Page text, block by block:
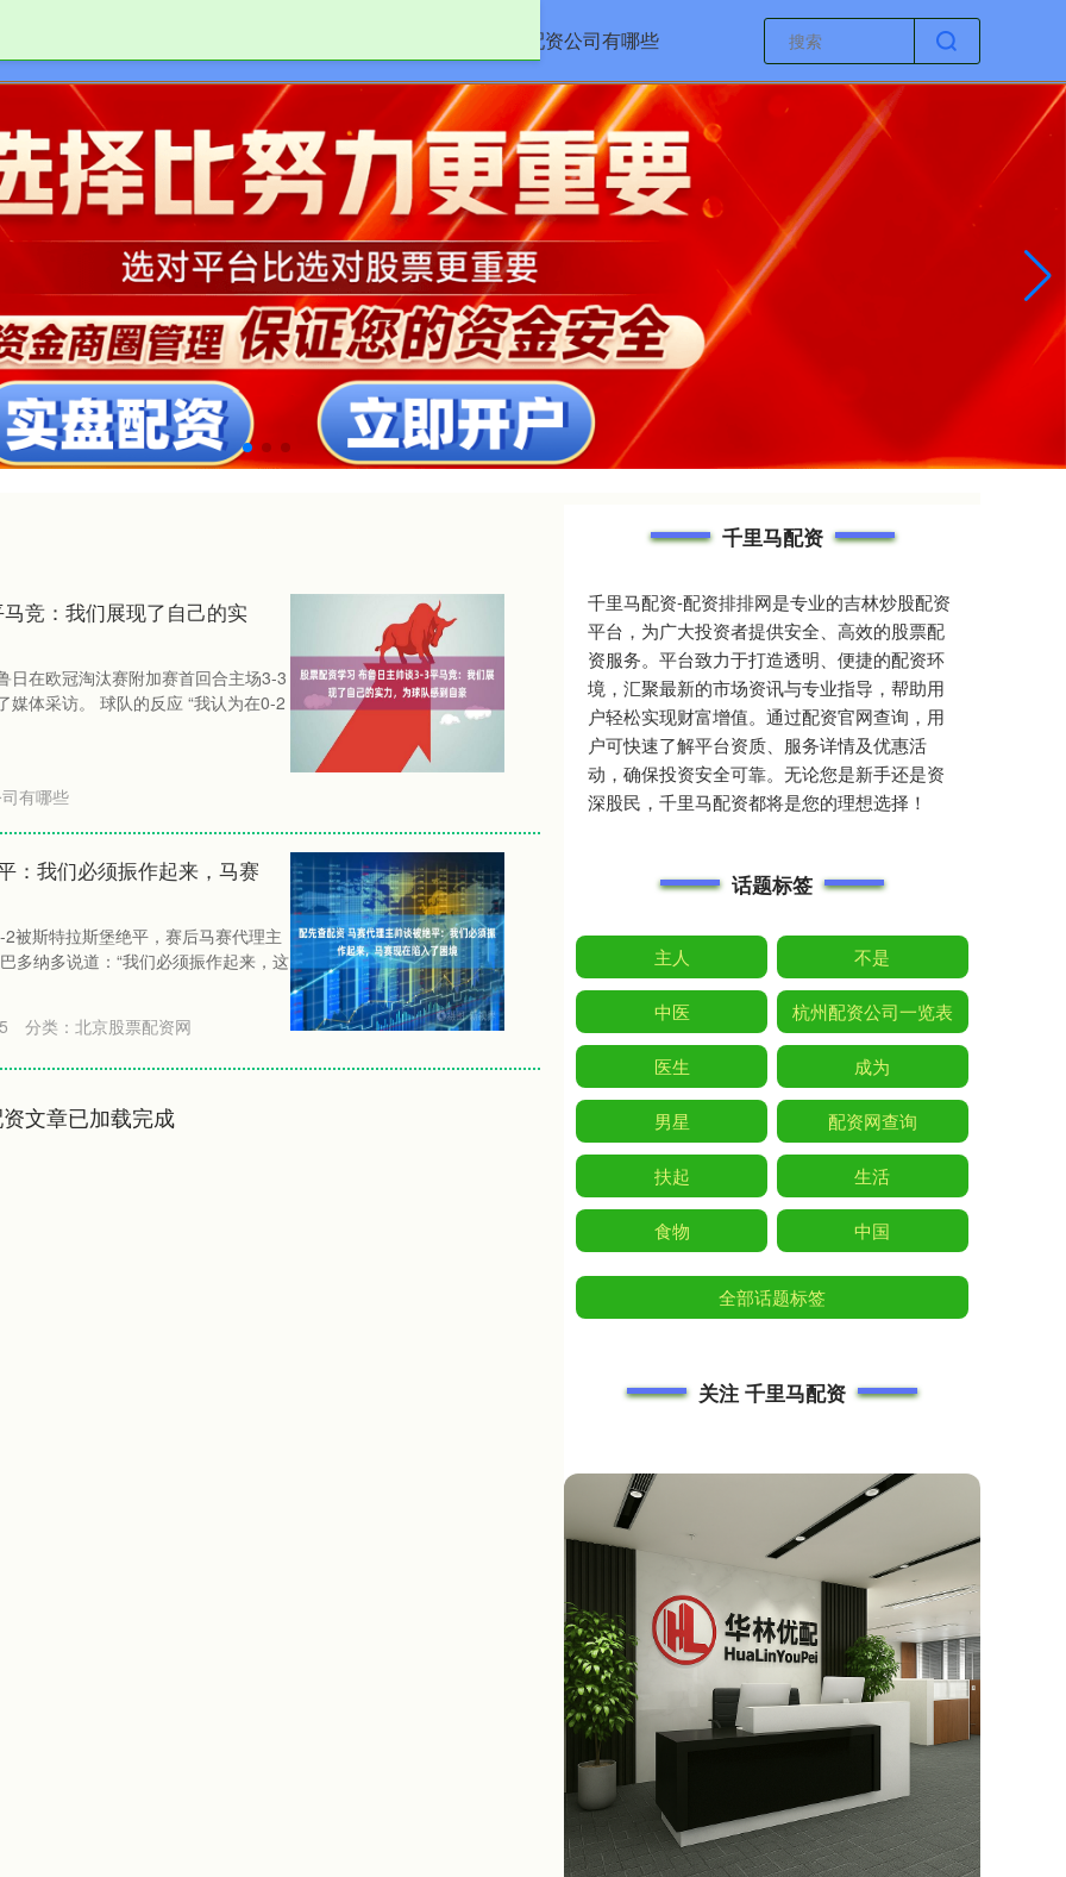
国内知名股票配资公司有哪些
竞：我们展现了自己的实
日在欧冠淘汰赛附加赛首回合主场3-3
媒体采访。 球队的反应 “我认为在0-2
有哪些
：我们必须振作起来，马赛
被斯特拉斯堡绝平，赛后马赛代理主
多纳多说道：“我们必须振作起来，这
分类： 北京股票配资网
文章已加载完成
千里马配资
千里马配资-配资排排网是专业的吉林炒股配资
平台，为广大投资者提供安全、高效的股票配
资服务。平台致力于打造透明、便捷的配资环
境，汇聚最新的市场资讯与专业指导，帮助用
户轻松实现财富增值。通过配资官网查询，用
户可快速了解平台资质、服务详情及优惠活
动，确保投资安全可靠。无论您是新手还是资
深股民，千里马配资都将是您的理想选择！
话题标签
主人 不是
中医 杭州配资公司一览表
医生 成为
男星 配资网查询
扶起 生活
食物 中国
全部话题标签
关注 千里马配资